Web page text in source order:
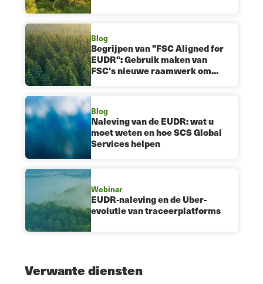
Blog
Begrijpen van "FSC Aligned for
EUDR": Gebruik maken van
FSC's nieuwe raamwerk om...
Blog
Naleving van de EUDR: wat u
moet weten en hoe SCS Global
Services helpen
Webinar
EUDR-naleving en de Uber-
evolutie van traceerplatforms
Verwante diensten